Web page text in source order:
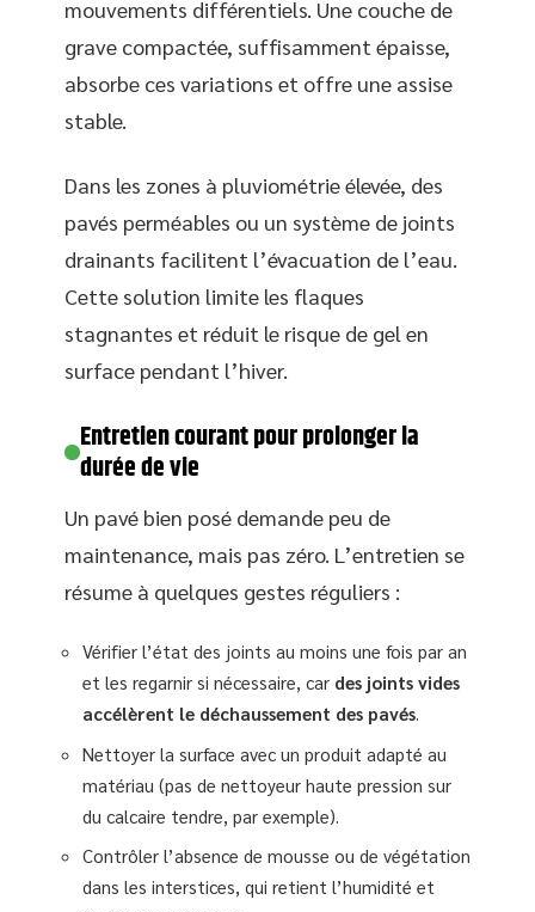
mouvements différentiels. Une couche de
grave compactée, suffisamment épaisse,
absorbe ces variations et offre une assise
stable.
Dans les zones à pluviométrie élevée, des
pavés perméables ou un système de joints
drainants facilitent l’évacuation de l’eau.
Cette solution limite les flaques
stagnantes et réduit le risque de gel en
surface pendant l’hiver.
Entretien courant pour prolonger la
durée de vie
Un pavé bien posé demande peu de
maintenance, mais pas zéro. L’entretien se
résume à quelques gestes réguliers :
Vérifier l’état des joints au moins une fois par an
et les regarnir si nécessaire, car des joints vides
accélèrent le déchaussement des pavés.
Nettoyer la surface avec un produit adapté au
matériau (pas de nettoyeur haute pression sur
du calcaire tendre, par exemple).
Contrôler l’absence de mousse ou de végétation
dans les interstices, qui retient l’humidité et